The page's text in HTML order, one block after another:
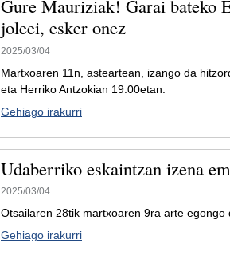
Gure Mauriziak! Garai bateko
joleei, esker onez
2025/03/04
Martxoaren 11n, asteartean, izango da
eta Herriko Antzokian 19:00etan.
Gehiago irakurri
Udaberriko eskaintzan izena
2025/03/04
Otsailaren 28tik martxoaren 9ra arte egongo
Gehiago irakurri